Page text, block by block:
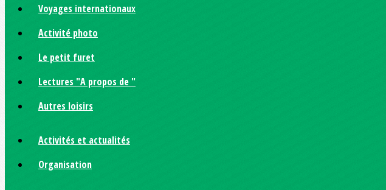
Voyages internationaux
Activité photo
Le petit furet
Lectures "A propos de "
Autres loisirs
Activités et actualités
Organisation